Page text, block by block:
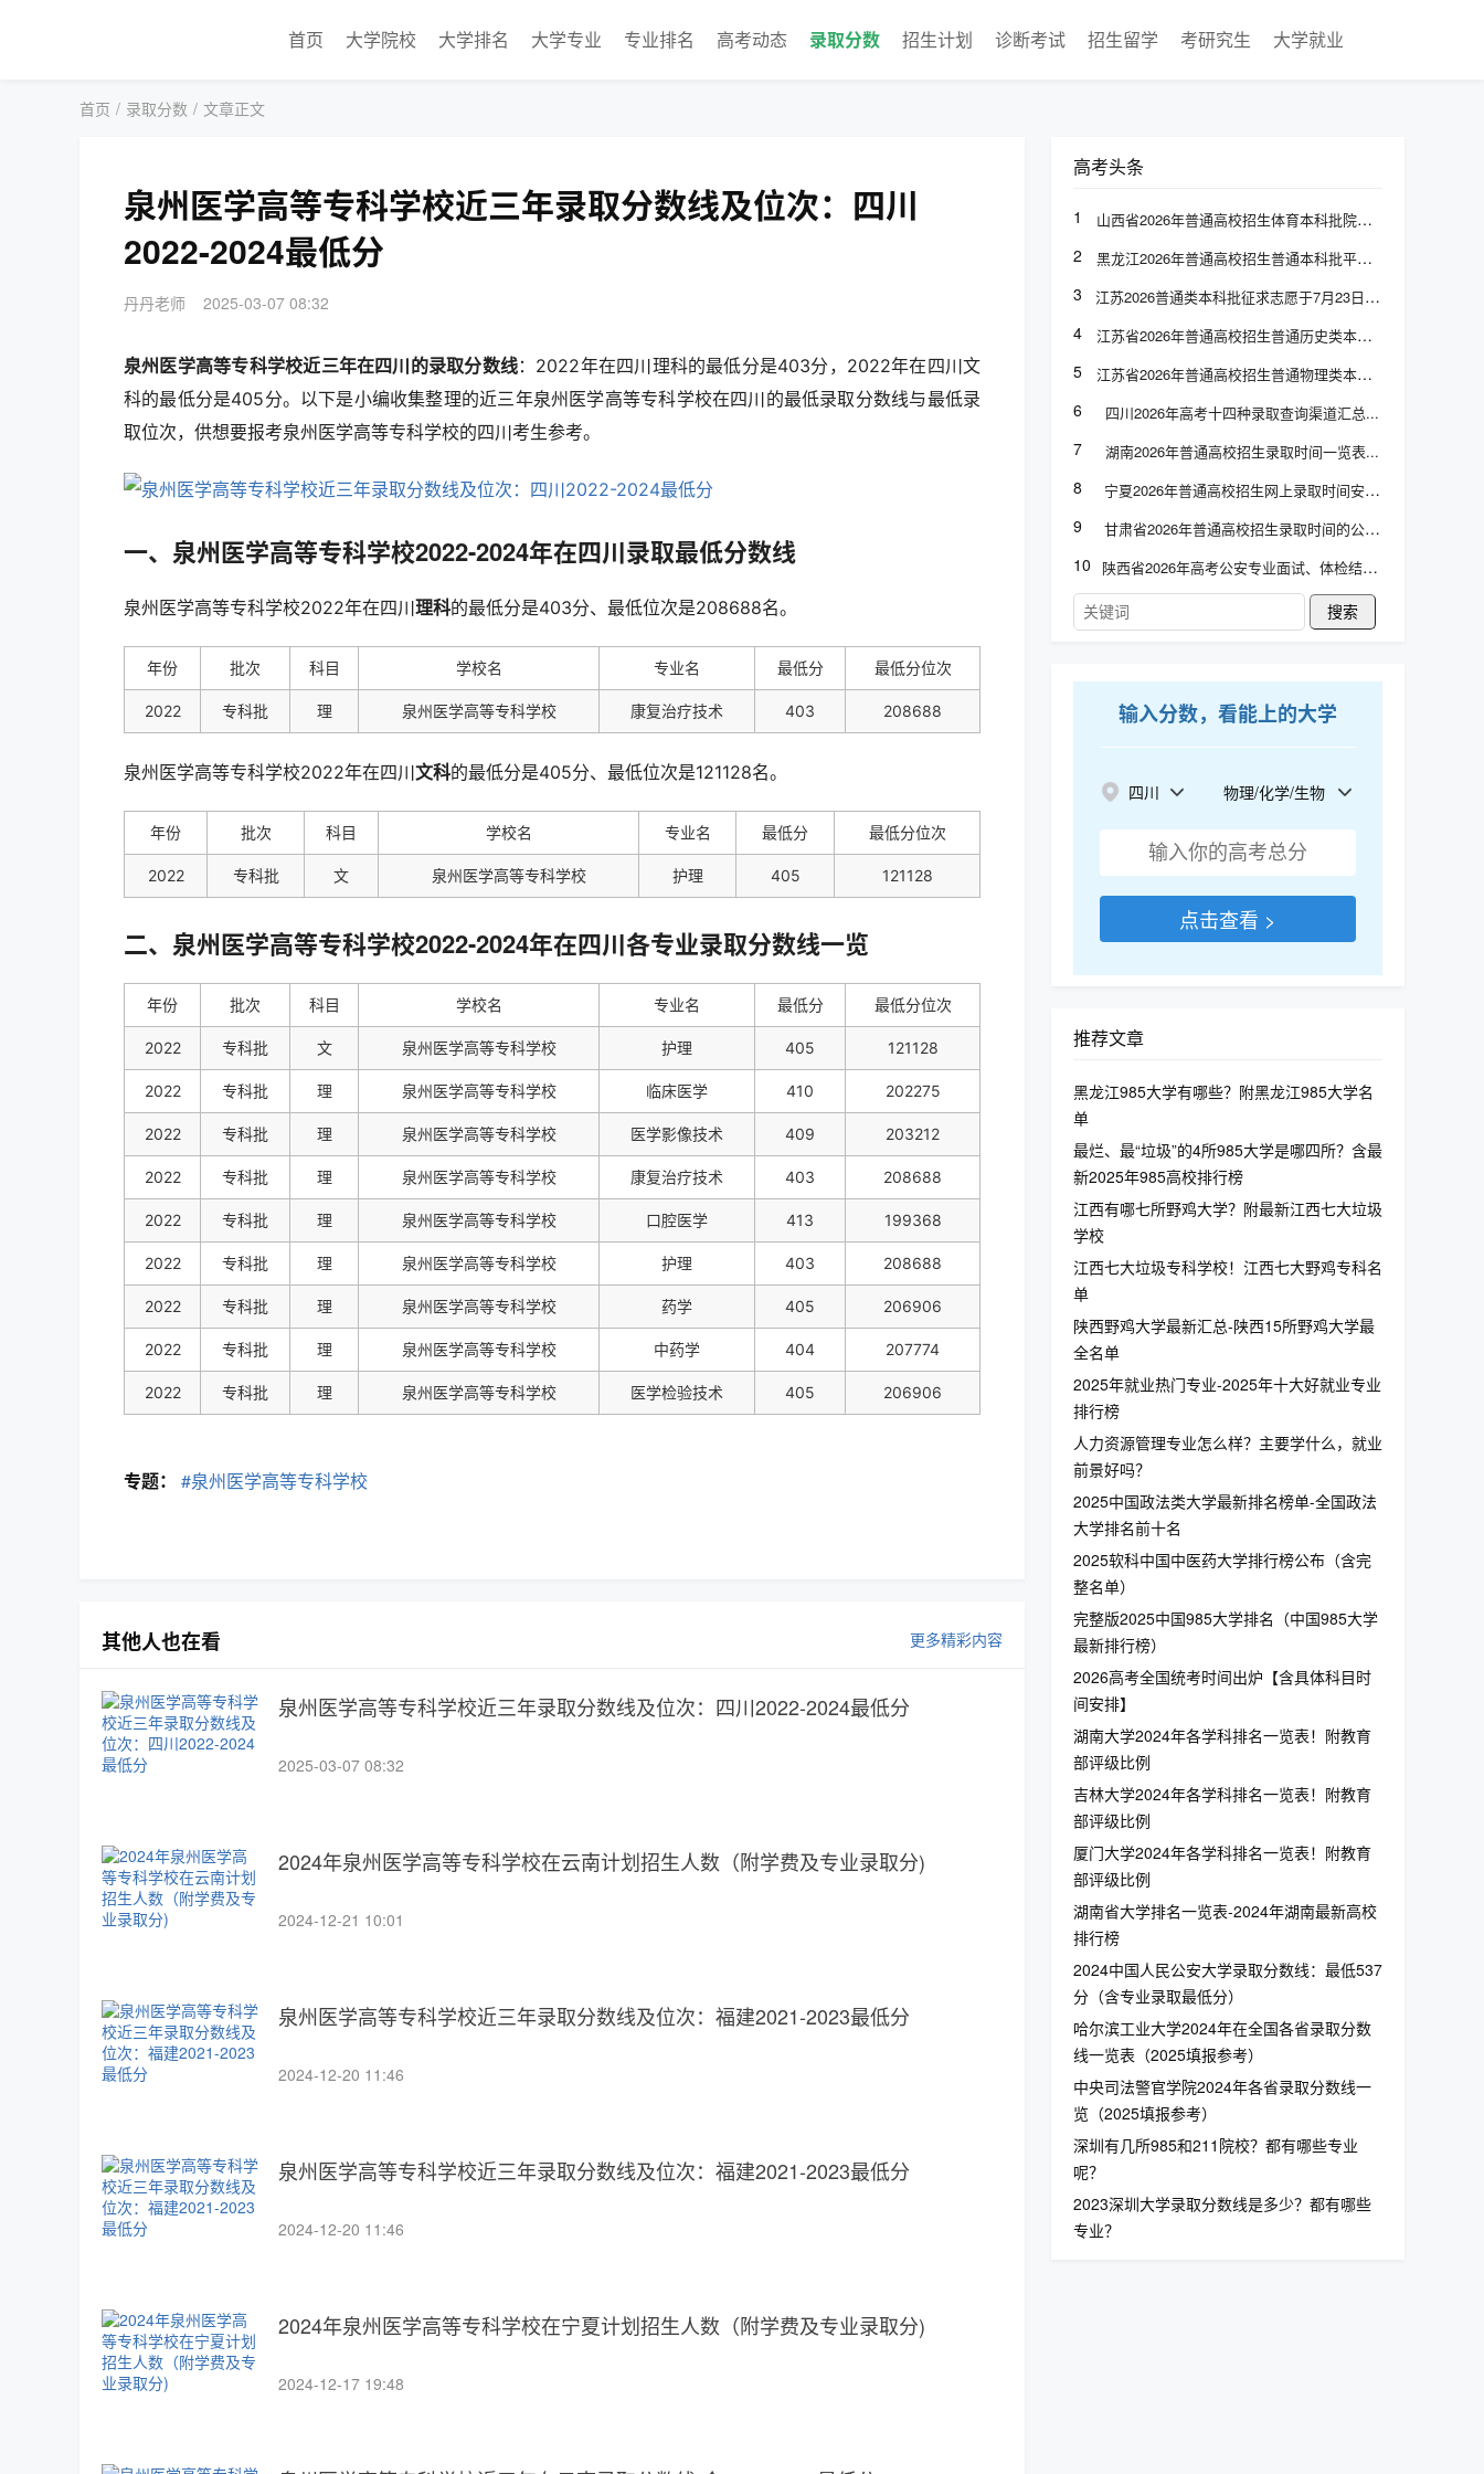
首页 大学院校 大学排名 大学专业 专业排名 高考动态 录取分数 招生计划 诊断考试 招生留学 考研究生 大学就业
首页 / 录取分数 / 文章正文
泉州医学高等专科学校近三年录取分数线及位次：四川
2022-2024最低分
丹丹老师 2025-03-07 08:32
泉州医学高等专科学校近三年在四川的录取分数线：2022年在四川理科的最低分是403分，2022年在四川文
科的最低分是405分。以下是小编收集整理的近三年泉州医学高等专科学校在四川的最低录取分数线与最低录
取位次，供想要报考泉州医学高等专科学校的四川考生参考。
一、泉州医学高等专科学校2022-2024年在四川录取最低分数线
泉州医学高等专科学校2022年在四川理科的最低分是403分、最低位次是208688名。
年份 批次 科目 学校名 专业名 最低分 最低分位次
2022 专科批 理 泉州医学高等专科学校 康复治疗技术 403 208688
泉州医学高等专科学校2022年在四川文科的最低分是405分、最低位次是121128名。
年份 批次 科目 学校名 专业名 最低分 最低分位次
2022 专科批 文 泉州医学高等专科学校 护理 405 121128
二、泉州医学高等专科学校2022-2024年在四川各专业录取分数线一览
年份 批次 科目 学校名 专业名 最低分 最低分位次
2022 专科批 文 泉州医学高等专科学校 护理 405 121128
2022 专科批 理 泉州医学高等专科学校 临床医学 410 202275
2022 专科批 理 泉州医学高等专科学校 医学影像技术 409 203212
2022 专科批 理 泉州医学高等专科学校 康复治疗技术 403 208688
2022 专科批 理 泉州医学高等专科学校 口腔医学 413 199368
2022 专科批 理 泉州医学高等专科学校 护理 403 208688
2022 专科批 理 泉州医学高等专科学校 药学 405 206906
2022 专科批 理 泉州医学高等专科学校 中药学 404 207774
2022 专科批 理 泉州医学高等专科学校 医学检验技术 405 206906
专题： #泉州医学高等专科学校
其他人也在看 更多精彩内容
泉州医学高等专科学校近三年录取分数线及位次：四川2022-2024最低分
2025-03-07 08:32
2024年泉州医学高等专科学校在云南计划招生人数（附学费及专业录取分)
2024-12-21 10:01
泉州医学高等专科学校近三年录取分数线及位次：福建2021-2023最低分
2024-12-20 11:46
泉州医学高等专科学校近三年录取分数线及位次：福建2021-2023最低分
2024-12-20 11:46
2024年泉州医学高等专科学校在宁夏计划招生人数（附学费及专业录取分)
2024-12-17 19:48
高考头条
1
山西省2026年普通高校招生体育本科批院校专业组投档最低分
2
黑龙江2026年普通高校招生普通本科批平行志愿投档分数线发布
3
江苏2026普通类本科批征求志愿于7月23日上午9:00至下午3:00填报
4
江苏省2026年普通高校招生普通历史类本科批次征求志愿计划
5
江苏省2026年普通高校招生普通物理类本科批次征求志愿计划
6
四川2026年高考十四种录取查询渠道汇总
7 湖南2026年普通高校招生录取时间一览表
8
宁夏2026年普通高校招生网上录取时间安排
9
甘肃省2026年普通高校招生录取时间的公告
10
陕西省2026年高考公安专业面试、体检结论查询
搜索
输入分数，看能上的大学
四川 物理/化学/生物
点击查看 >
推荐文章
黑龙江985大学有哪些？附黑龙江985大学名
单
最烂、最“垃圾”的4所985大学是哪四所？含最
新2025年985高校排行榜
江西有哪七所野鸡大学？附最新江西七大垃圾
学校
江西七大垃圾专科学校！江西七大野鸡专科名
单
陕西野鸡大学最新汇总-陕西15所野鸡大学最
全名单
2025年就业热门专业-2025年十大好就业专业
排行榜
人力资源管理专业怎么样？主要学什么，就业
前景好吗？
2025中国政法类大学最新排名榜单-全国政法
大学排名前十名
2025软科中国中医药大学排行榜公布（含完
整名单）
完整版2025中国985大学排名（中国985大学
最新排行榜）
2026高考全国统考时间出炉【含具体科目时
间安排】
湖南大学2024年各学科排名一览表！附教育
部评级比例
吉林大学2024年各学科排名一览表！附教育
部评级比例
厦门大学2024年各学科排名一览表！附教育
部评级比例
湖南省大学排名一览表-2024年湖南最新高校
排行榜
2024中国人民公安大学录取分数线：最低537
分（含专业录取最低分）
哈尔滨工业大学2024年在全国各省录取分数
线一览表（2025填报参考）
中央司法警官学院2024年各省录取分数线一
览（2025填报参考）
深圳有几所985和211院校？都有哪些专业
呢？
2023深圳大学录取分数线是多少？都有哪些
专业？